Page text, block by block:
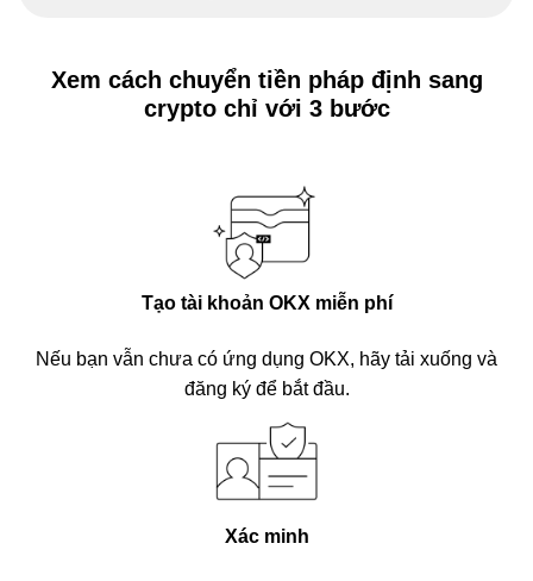
Xem cách chuyển tiền pháp định sang
crypto chỉ với 3 bước
Tạo tài khoản OKX miễn phí
Nếu bạn vẫn chưa có ứng dụng OKX, hãy tải xuống và
đăng ký để bắt đầu.
Xác minh